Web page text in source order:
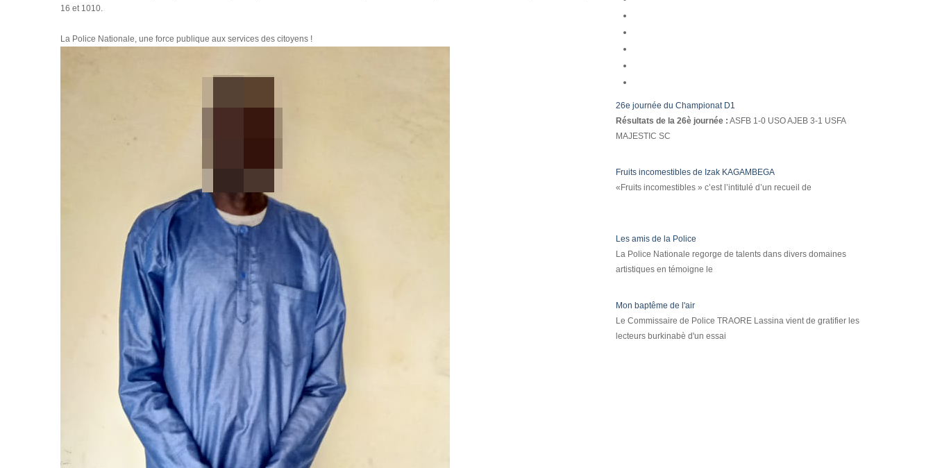
16 et 1010.
La Police Nationale, une force publique aux services des citoyens !
26e journée du Championat D1
Résultats de la 26è journée : ASFB 1-0 USO AJEB 3-1 USFA
MAJESTIC SC
Fruits incomestibles de Izak KAGAMBEGA
«Fruits incomestibles » c’est l’intitulé d’un recueil de
Les amis de la Police
La Police Nationale regorge de talents dans divers domaines
artistiques en témoigne le
Mon baptême de l'air
Le Commissaire de Police TRAORE Lassina vient de gratifier les
lecteurs burkinabè d'un essai